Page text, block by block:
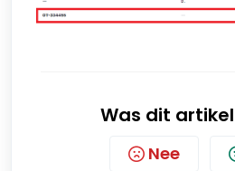
Was dit
Nee